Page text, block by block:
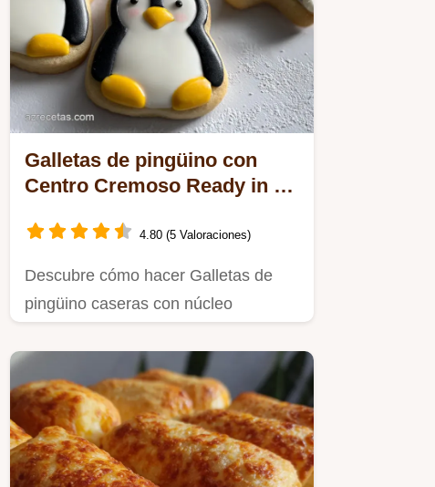
Galletas de pingüino con
Centro Cremoso Ready in 30
4.80 (5 Valoraciones)
Descubre cómo hacer Galletas de
pingüino caseras con núcleo